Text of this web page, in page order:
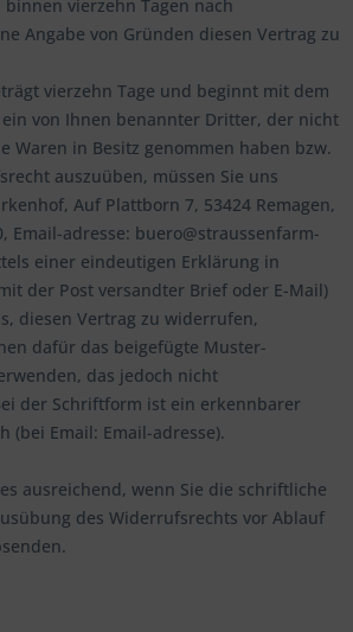
binnen vierzehn Tagen nach
Angabe von Gründen diesen Vertrag zu
vierzehn Tage und beginnt mit dem
ein von Ihnen benannter Dritter, der nicht
Waren in Besitz genommen haben bzw.
auszuüben, müssen Sie uns
Auf Plattborn 7, 53424 Remagen,
Email-adresse: buero@straussenfarm-
einer eindeutigen Erklärung in
der Post versandter Brief oder E-Mail)
diesen Vertrag zu widerrufen,
dafür das beigefügte Muster-
das jedoch nicht
der Schriftform ist ein erkennbarer
(bei Email: Email-adresse).
ausreichend, wenn Sie die schriftliche
des Widerrufsrechts vor Ablauf